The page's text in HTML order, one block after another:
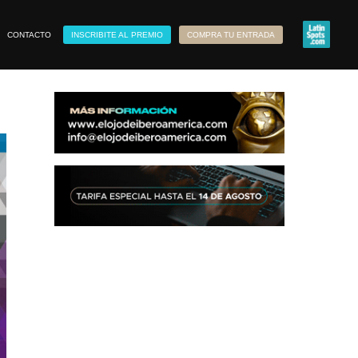
CONTACTO INSCRIBITE AL PREMIO COMPRA TU ENTRADA